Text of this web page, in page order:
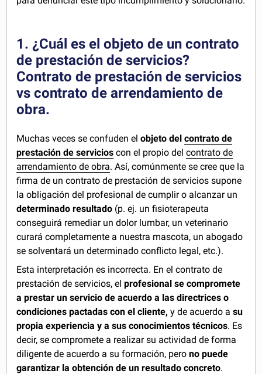
1. ¿Cuál es el objeto de un contrato
de prestación de servicios?
Contrato de prestación de servicios
vs contrato de arrendamiento de
obra.
Muchas veces se confuden elobjeto delcontrato de
prestación de servicios con el propio delcontrato de
arrendamiento de obra. Así, comúnmente se cree que la
firma de un contrato de prestación de servicios supone
la obligación del profesional de cumplir o alcanzar un
determinado resultado (p. ej. un fisioterapeuta
conseguirá remediar un dolor lumbar, un veterinario
curará completamente a nuestra mascota, un abogado
se solventará un determinado conflicto legal, etc.).
Esta interpretación es incorrecta. En el contrato de
prestación de servicios, elprofesional se compromete
a prestar un servicio de acuerdo a las directrices o
condiciones pactadas con el cliente,y de acuerdo a su
propia experiencia y a sus conocimientos técnicos. Es
decir, se compromete a realizar su actividad de forma
diligente de acuerdo a su formación, perono puede
garantizar la obtención de un resultado concreto.